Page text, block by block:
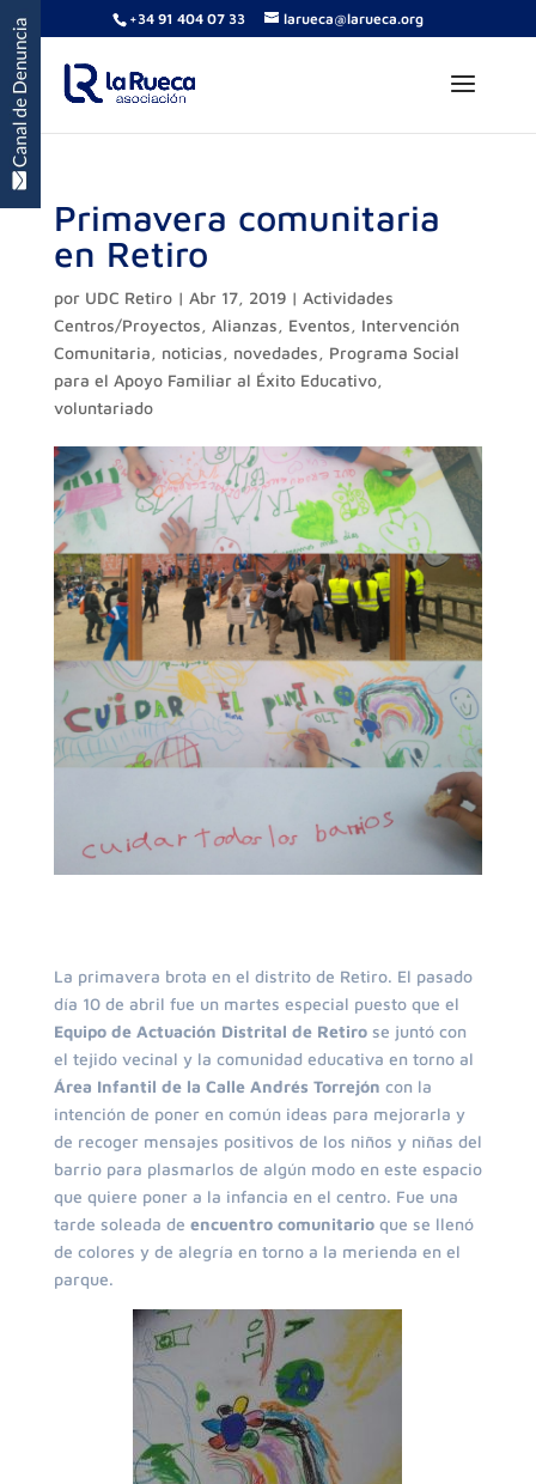
+34 91 404 07 33 larueca@larueca.org
Primavera comunitaria
en Retiro
por UDC Retiro| Abr 17, 2019| Actividades
Centros/Proyectos, Alianzas, Eventos, Intervención
Comunitaria, noticias, novedades, Programa Social
para el Apoyo Familiar al Éxito Educativo,
voluntariado
La primavera brota en el distrito de Retiro. El pasado
día 10 de abril fue un martes especial puesto que el
Equipo de Actuación Distrital de Retiro se juntó con
el tejido vecinal y la comunidad educativa en torno al
Área Infantil de la Calle Andrés Torrejón con la
intención de poner en común ideas para mejorarla y
de recoger mensajes positivos de los niños y niñas del
barrio para plasmarlos de algún modo en este espacio
que quiere poner a la infancia en el centro. Fue una
tarde soleada de encuentro comunitarioque se llenó
de colores y de alegría en torno a la merienda en el
parque.